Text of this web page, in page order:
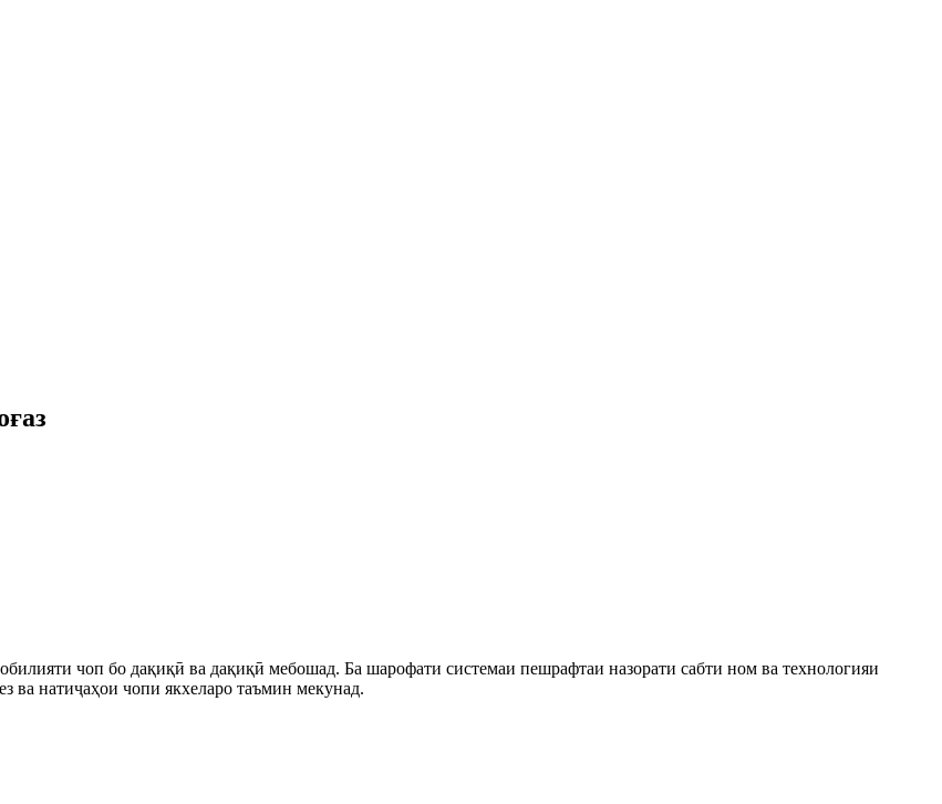
чоп бо дақиқӣ ва дақиқӣ мебошад. Ба шарофати системаи пешрафтаи назорати сабти ном ва технологияи
ва натиҷаҳои чопи якхеларо таъмин мекунад.